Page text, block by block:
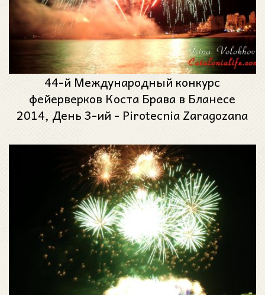
44-й Международный конкурс
фейерверков Коста Брава в Бланесе
2014, День 3-ий - Pirotecnia Zaragozana